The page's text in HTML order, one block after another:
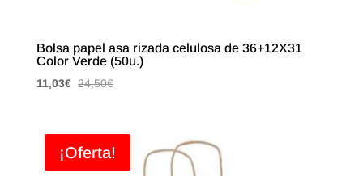
Bolsa papel asa rizada celulosa de 36+12X31
Color Verde (50u.)
11,03€ 24,50€
¡Oferta!